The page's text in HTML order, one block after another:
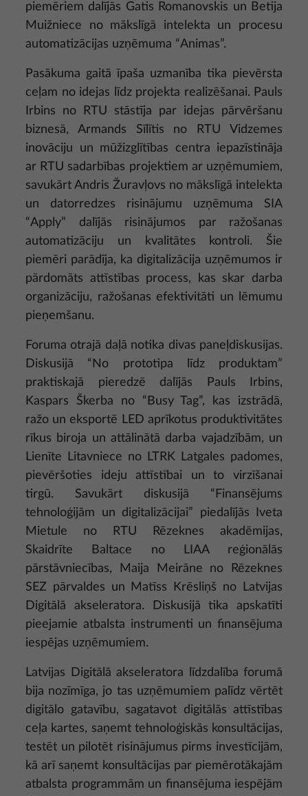
piemēriem dalījās Gatis Romanovskis un Betija
Muižniece no mākslīgā intelekta un procesu
automatizācijas uzņēmuma “Animas”.
Pasākuma gaitā īpaša uzmanība tika pievērsta
ceļam no idejas līdz projekta realizēšanai. Pauls
Irbins no RTU stāstīja par idejas pārvēršanu
biznesā, Armands Sīlītis no RTU Vidzemes
inovāciju un mūžizglītības centra iepazīstināja
ar RTU sadarbības projektiem ar uzņēmumiem,
savukārt Andris Žuravļovs no mākslīgā intelekta
un datorredzes risinājumu uzņēmuma SIA
“Apply” dalījās risinājumos par ražošanas
automatizāciju un kvalitātes kontroli. Šie
piemēri parādīja, ka digitalizācija uzņēmumos ir
pārdomāts attīstības process, kas skar darba
organizāciju, ražošanas efektivitāti un lēmumu
pieņemšanu.
Foruma otrajā daļā notika divas paneļdiskusijas.
Diskusijā “No prototipa līdz produktam”
praktiskajā pieredzē dalījās Pauls Irbins,
Kaspars Škerba no “Busy Tag”, kas izstrādā,
ražo un eksportē LED aprīkotus produktivitātes
rīkus biroja un attālinātā darba vajadzībām, un
Lienīte Litavniece no LTRK Latgales padomes,
pievēršoties ideju attīstībai un to virzīšanai
tirgū. Savukārt diskusijā “Finansējums
tehnoloģijām un digitalizācijai” piedalījās Iveta
Mietule no RTU Rēzeknes akadēmijas,
Skaidrīte Baltace no LIAA reģionālās
pārstāvniecības, Maija Meirāne no Rēzeknes
SEZ pārvaldes un Matīss Krēsliņš no Latvijas
Digitālā akseleratora. Diskusijā tika apskatīti
pieejamie atbalsta instrumenti un finansējuma
iespējas uzņēmumiem.
Latvijas Digitālā akseleratora līdzdalība forumā
bija nozīmīga, jo tas uzņēmumiem palīdz vērtēt
digitālo gatavību, sagatavot digitālās attīstības
ceļa kartes, saņemt tehnoloģiskās konsultācijas,
testēt un pilotēt risinājumus pirms investīcijām,
kā arī saņemt konsultācijas par piemērotākajām
atbalsta programmām un finansējuma iespējām